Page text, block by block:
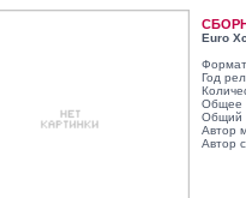
Euro
Год
Общее
Общий
Автор
Автор